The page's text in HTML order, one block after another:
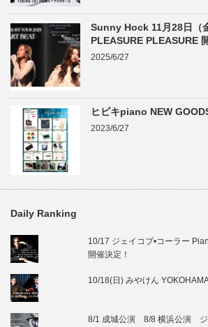
Sunny Hock 11月28日（
PLEASURE PLEASURE
2025/6/27
ヒビキpiano NEW
2023/6/27
Daily Ranking
10/17 ジェイコブ•コーラー
開催決定！
10/18(日) みやけん
8/1 成城公演 8/8 横浜公演 ジ